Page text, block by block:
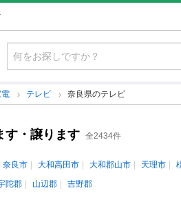
テレビ 奈良県のテレビ
す・譲ります 全2434件
奈良市 大和高田市 大和郡山市 天理市
陀郡 山辺郡 吉野郡